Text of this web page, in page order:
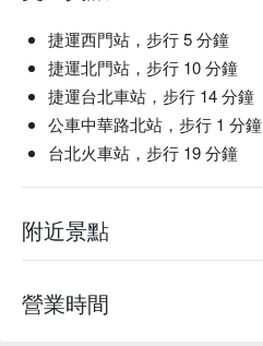
捷運西門站，步行 5 分鐘
捷運北門站，步行 10 分鐘
捷運台北車站，步行 14 分鐘
公車中華路北站，步行 1 分鐘
台北火車站，步行 19 分鐘
附近景點
營業時間